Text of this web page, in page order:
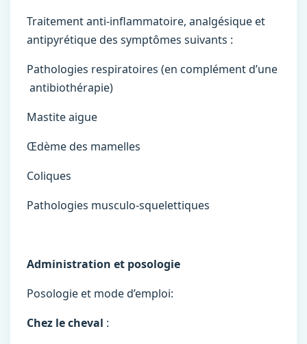
Traitement anti-inflammatoire, analgésique et
antipyrétique des symptômes suivants :
Pathologies respiratoires (en complément d’une
antibiothérapie)
Mastite aigue
Œdème des mamelles
Coliques
Pathologies musculo-squelettiques
Administration et posologie
Posologie et mode d’emploi:
Chez le cheval :